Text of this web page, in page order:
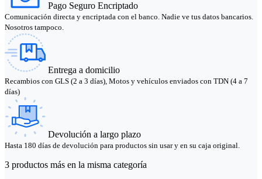
Pago Seguro Encriptado
Comunicación directa y encriptada con el banco. Nadie ve tus datos bancarios.
Nosotros tampoco.
Entrega a domicilio
Recambios con GLS (2 a 3 días), Motos y vehículos enviados con TDN (4 a 7
días)
Devolución a largo plazo
Hasta 180 días de devolución para productos sin usar y en su caja original.
3 productos más en la misma categoría